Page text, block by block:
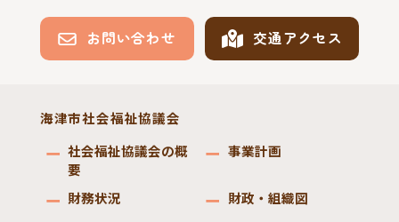
お問い合わせ 交通アクセス
海津市社会福祉協議会
社会福祉協議会の概
要
事業計画
財務状況
財政・組織図